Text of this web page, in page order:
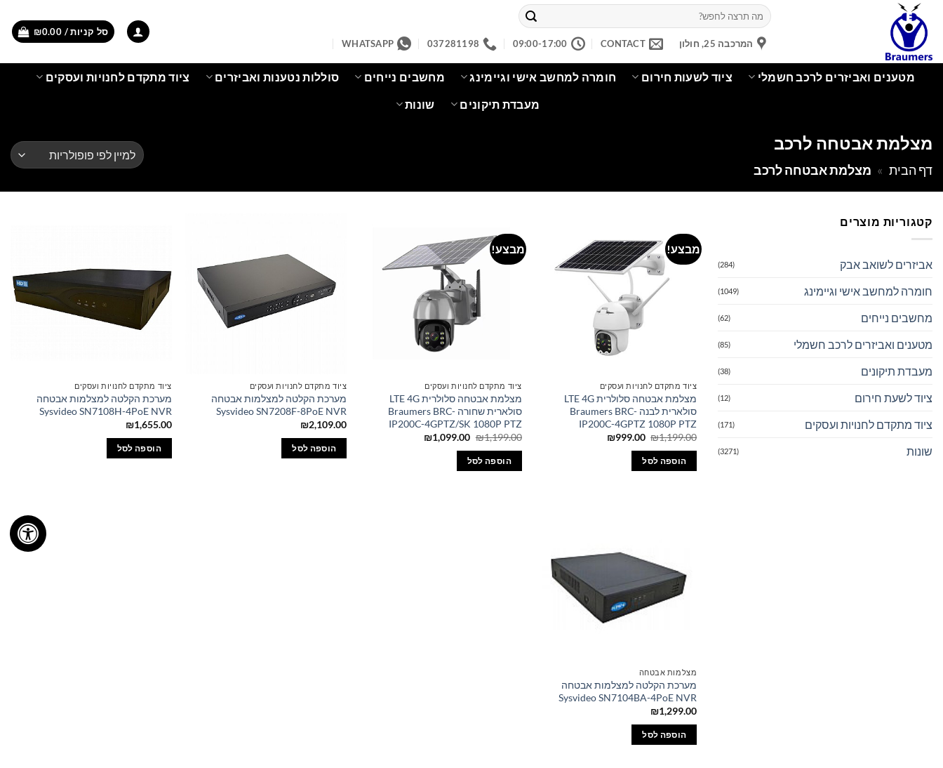
content
חיפוש
עבור:
המרכבה 25, חולון CONTACT
09:00-17:00
037281198
WHATSAPP
סל קניות / ₪0.00
מטענים ואביזרים לרכב חשמלי ציוד לשעות חירום חומרה למחשב אישי וגיימינג מחשבים נייחים סוללות נטענות ואביזרים ציוד מתקדם לחנויות ועסקים
מעבדת תיקונים שונות
מצלמת אבטחה לרכב
דף הבית » מצלמת אבטחה לרכב
קטגוריות מוצרים
אביזרים לשואב אבק (284)
חומרה למחשב אישי וגיימינג (1049)
מחשבים נייחים (62)
מטענים ואביזרים לרכב חשמלי (85)
מעבדת תיקונים (38)
ציוד לשעת חירום (12)
ציוד מתקדם לחנויות ועסקים (171)
שונות (3271)
מבצע!
ציוד מתקדם לחנויות ועסקים
מצלמת אבטחה סלולרית LTE 4G
סולארית לבנה Braumers BRC-
IP200C-4GPTZ 1080P PTZ
₪1,199.00
המחיר
היה:
₪1,199.00.
₪999.00
הוספה לסל
מבצע!
ציוד מתקדם לחנויות ועסקים
מצלמת אבטחה סלולרית LTE 4G
סולארית שחורה Braumers BRC-
IP200C-4GPTZ/SK 1080P PTZ
₪1,199.00
המחיר
היה:
₪1,199.00.
₪1,099.00
המחיר
הוספה לסל
ציוד מתקדם לחנויות ועסקים
מערכת הקלטה למצלמות אבטחה
Sysvideo SN7208F-8PoE NVR
₪2,109.00
הוספה לסל
ציוד מתקדם לחנויות ועסקים
מערכת הקלטה למצלמות אבטחה
Sysvideo SN7108H-4PoE NVR
₪1,655.00
הוספה לסל
מצלמות אבטחה
מערכת הקלטה למצלמות אבטחה
Sysvideo SN7104BA-4PoE NVR
₪1,299.00
הוספה לסל